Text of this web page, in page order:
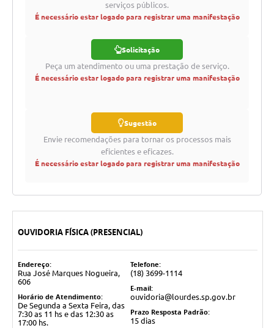
serviços públicos.
É necessário estar logado para registrar uma manifestação
Solicitação
Peça um atendimento ou uma prestação de serviço.
É necessário estar logado para registrar uma manifestação
Sugestão
Envie recomendações para tornar os processos mais
eficientes e eficazes.
É necessário estar logado para registrar uma manifestação
OUVIDORIA FÍSICA (PRESENCIAL)
Endereço:
Rua José Marques Nogueira,
606
Horário de Atendimento:
De Segunda a Sexta Feira, das
7:30 as 11 hs e das 12:30 as
17:00 hs.
Telefone:
(18) 3699-1114
E-mail:
ouvidoria@lourdes.sp.gov.br
Prazo Resposta Padrão:
15 dias